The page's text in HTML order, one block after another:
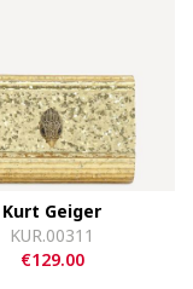
Kurt Geiger
KUR.00311
€129.00